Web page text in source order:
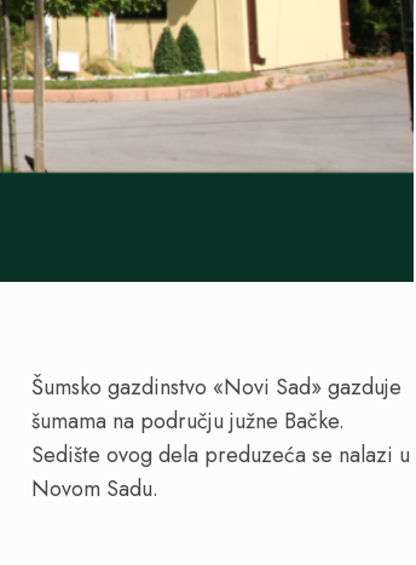
Šumsko gazdinstvo «Novi Sad» gazduje
šumama na području južne Bačke.
Sedište ovog dela preduzeća se nalazi u
Novom Sadu.